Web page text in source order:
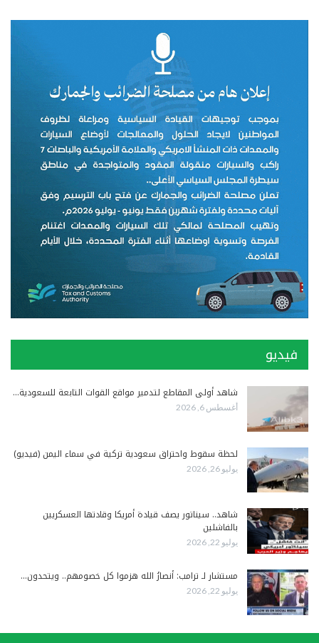
فيديو
شاهد أولى المقاطع لتدمير مواقع القوات التابعة للسعودية…
أغسطس 6, 2026
لحظة سقوط واحتراق سعودية تركية في سماء اليمن (فيديو)
يوليو 26, 2026
شاهد.. سيناتور يصف قيادة أمريكا وقادتها العسكريين
بالفاشلين
يوليو 22, 2026
مستشار لـ ترامب: أنصارُ الله هزموا كل خصومهم.. ويتحدون…
يوليو 22, 2026